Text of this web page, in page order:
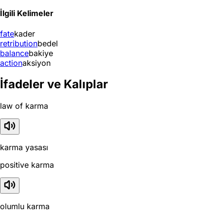
İlgili Kelimeler
fatekader
retributionbedel
balancebakiye
actionaksiyon
İfadeler ve Kalıplar
law of karma
karma yasası
positive karma
olumlu karma